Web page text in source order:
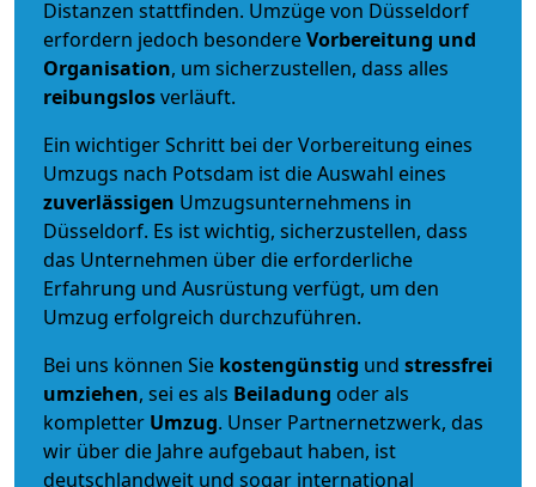
Distanzen stattfinden. Umzüge von Düsseldorf
erfordern jedoch besondereVorbereitung und
Organisation, um sicherzustellen, dass alles
reibungslosverläuft.
Ein wichtiger Schritt bei der Vorbereitung eines
Umzugs nach Potsdam ist die Auswahl eines
zuverlässigen Umzugsunternehmens in
Düsseldorf. Es ist wichtig, sicherzustellen, dass
das Unternehmen über die erforderliche
Erfahrung und Ausrüstung verfügt, um den
Umzug erfolgreich durchzuführen.
Bei uns können Sie kostengünstig und stressfrei
umziehen, sei es als Beiladung oder als
kompletter Umzug. Unser Partnernetzwerk, das
wir über die Jahre aufgebaut haben, ist
deutschlandweit und sogar international